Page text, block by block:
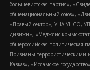
большевистская партия»,
общенациональный союз»,
«Правый сектор», УНА-УНСО,
дивижн», «Меджлис
общероссийская политическая
Признаны
Кавказ», «Исламское